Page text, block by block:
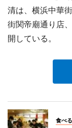
清は、横浜中華
街関帝廟通り店
開している。
食べる